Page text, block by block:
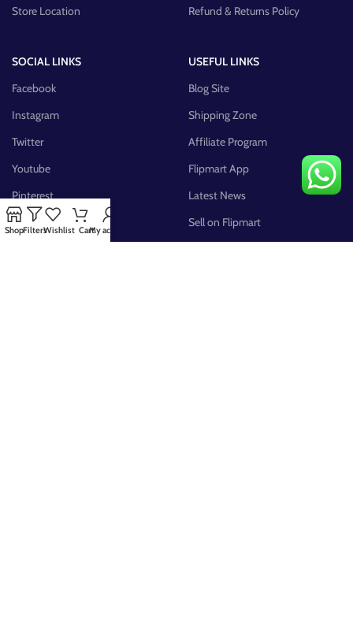
Store Location
Refund & Returns Policy
SOCIAL LINKS
Facebook
Instagram
Twitter
Youtube
Pinterest
FB Group
USEFUL LINKS
Blog Site
Shipping Zone
Affiliate Program
Flipmart App
Latest News
Sell on Flipmart
ShopFiltersWishlist CartMy account